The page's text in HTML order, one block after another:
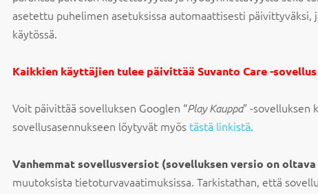
asetettu puhelimen asetuksissa automaattisesti
käytössä.
Kaikkien käyttäjien tulee päivittää Suvanto Care -sovellus
Voit päivittää sovelluksen Googlen “Play Kauppa” -sovelluksen
sovellusasennukseen löytyvät myös tästä linkistä.
Vanhemmat sovellusversiot (sovelluksen versio on
muutoksista tietoturvavaatimuksissa. Tarkistathan, että